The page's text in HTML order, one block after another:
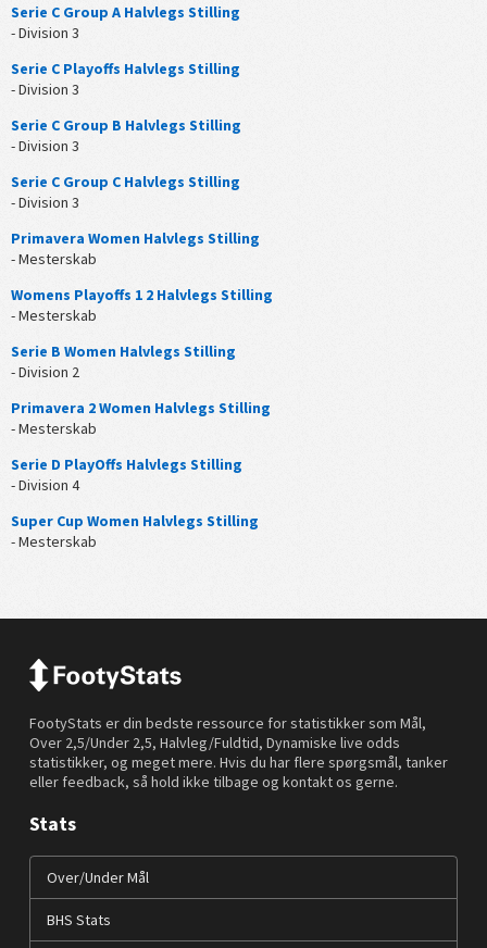
Serie C Group A Halvlegs Stilling
- Division 3
Serie C Playoffs Halvlegs Stilling
- Division 3
Serie C Group B Halvlegs Stilling
- Division 3
Serie C Group C Halvlegs Stilling
- Division 3
Primavera Women Halvlegs Stilling
- Mesterskab
Womens Playoffs 1 2 Halvlegs Stilling
- Mesterskab
Serie B Women Halvlegs Stilling
- Division 2
Primavera 2 Women Halvlegs Stilling
- Mesterskab
Serie D PlayOffs Halvlegs Stilling
- Division 4
Super Cup Women Halvlegs Stilling
- Mesterskab
FootyStats er din bedste ressource for statistikker som Mål,
Over 2,5/Under 2,5, Halvleg/Fuldtid, Dynamiske live odds
statistikker, og meget mere. Hvis du har flere spørgsmål, tanker
eller feedback, så hold ikke tilbage og kontakt os gerne.
Stats
Over/Under Mål
BHS Stats